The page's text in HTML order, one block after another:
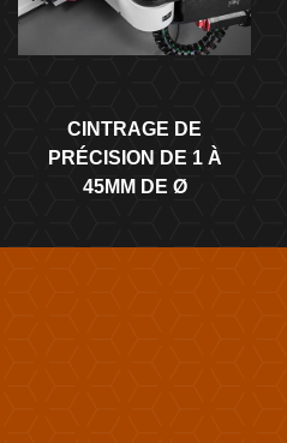
CINTRAGE DE
PRÉCISION DE 1 À
45MM DE Ø